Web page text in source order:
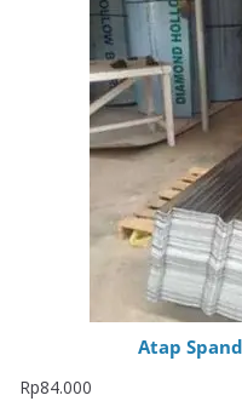
Atap
Rp84.000